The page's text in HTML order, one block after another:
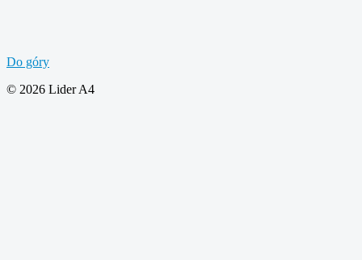
Do góry
© 2026 Lider A4